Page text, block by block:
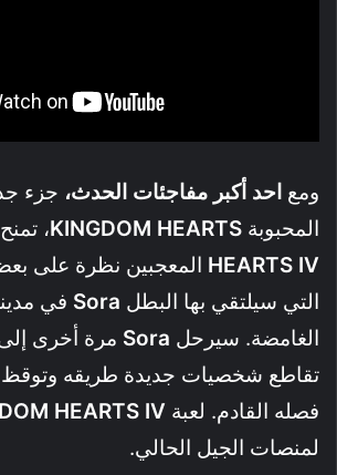
ومع احد أكبر مفاجئات الحدث، جزء
المحبوبة KINGDOM HEARTS، تمنح
HEARTS IV المعجبين نظرة على
التي سيلتقي بها البطل Sora في
الغامضة. سيرحل Sora مرة أخرى
تقاطع شخصيات جديدة طريقه
فصله القادم. لعبة HEARTS IV
لمنصات الجيل الحالي.